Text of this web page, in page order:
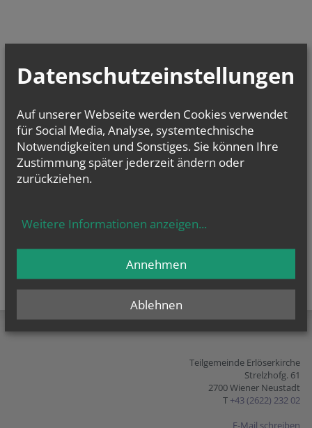
vorherige
Teilgemeinde Erlöserkirche
Strelzhofg. 61
2700 Wiener Neustadt
T +43 (2622) 232 02
E-Mail schreiben
Datenschutzeinstellungen
Auf unserer Webseite werden Cookies verwendet
für Social Media, Analyse, systemtechnische
Notwendigkeiten und Sonstiges. Sie können Ihre
Zustimmung später jederzeit ändern oder
zurückziehen.
Weitere Informationen anzeigen...
Ablehnen
Annehmen